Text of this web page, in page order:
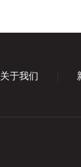
关于我们